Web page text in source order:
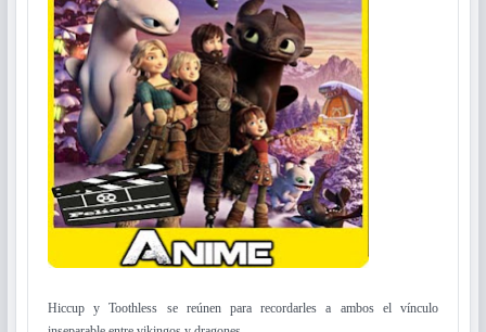
Hiccup y Toothless se reúnen para recordarles a ambos el vínculo